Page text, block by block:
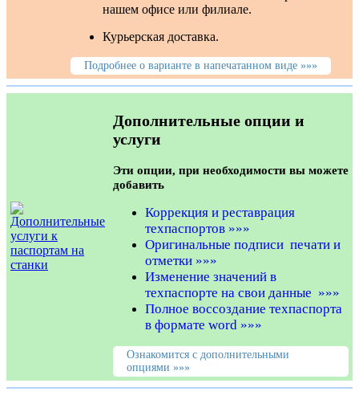
нашем офисе или филиале.
Курьерская доставка.
Подробнее о варианте в напечатанном виде »»»
Дополнительные опции и
услуги
Эти опции, при необходимости вы можете
добавить
Коррекция и реставрация
техпаспортов »»»
Оригинальные подписи печати и
отметки »»»
Изменение значений в
техпаспорте на свои данные »»»
Полное воссоздание техпаспорта
в формате word »»»
Ознакомится с дополнительными
опциями »»»